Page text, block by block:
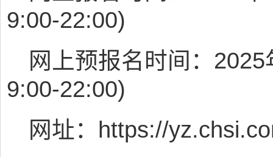
9:00-22:00)
网上预报名时间：
9:00-22:00)
网址：https://